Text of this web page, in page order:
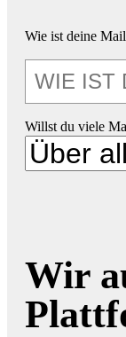
Wie ist deine
Willst du viele
Wir